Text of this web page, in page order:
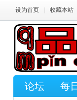
设为首页 收藏本站
论坛 每